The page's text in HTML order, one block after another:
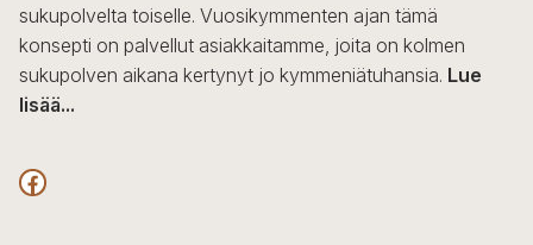
sukupolvelta toiselle. Vuosikymmenten ajan tämä
konsepti on palvellut asiakkaitamme, joita on kolmen
sukupolven aikana kertynyt jo kymmeniätuhansia. Lue
lisää...
F